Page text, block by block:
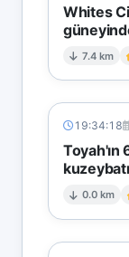
Whites
7.4 km
19:34:18
Toyah'ın
0.0 km